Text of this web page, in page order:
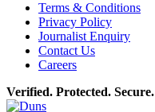
Terms & Conditions
Privacy Policy
Journalist Enquiry
Contact Us
Careers
Verified. Protected. Secure.